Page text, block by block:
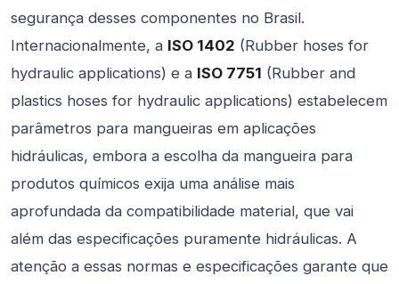
segurança desses componentes no Brasil.
Internacionalmente, a ISO 1402 (Rubber hoses for
hydraulic applications) e a ISO 7751 (Rubber and
plastics hoses for hydraulic applications) estabelecem
parâmetros para mangueiras em aplicações
hidráulicas, embora a escolha da mangueira para
produtos químicos exija uma análise mais
aprofundada da compatibilidade material, que vai
além das especificações puramente hidráulicas. A
atenção a essas normas e especificações garante que